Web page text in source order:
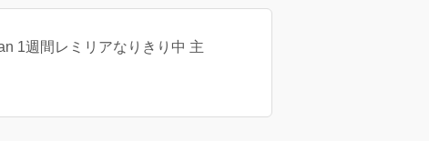
1週間レミリアなりきり中 主